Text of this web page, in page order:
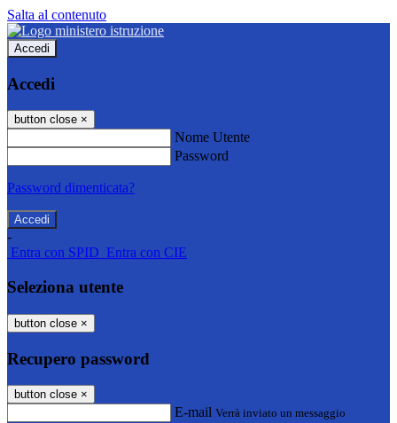
Salta al contenuto
Accedi
Accedi
button close ×
Nome Utente
Password
Password dimenticata?
-
Entra con SPID Entra con CIE
Seleziona utente
button close ×
Recupero password
button close ×
E-mail Verrà inviato un messaggio